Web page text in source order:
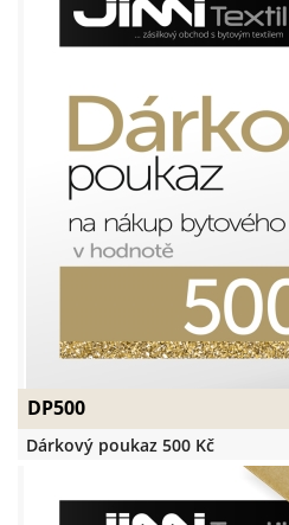
DP500
Dárkový poukaz 500 Kč